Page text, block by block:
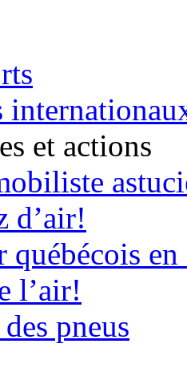
et actions
d’air!
québécois
l’air!
pneus